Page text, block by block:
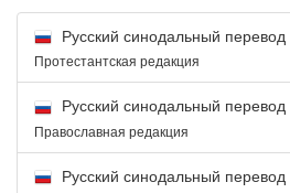
Русский синодальный перевод
Протестантская редакция
Русский синодальный перевод
Православная редакция
Русский синодальный перевод